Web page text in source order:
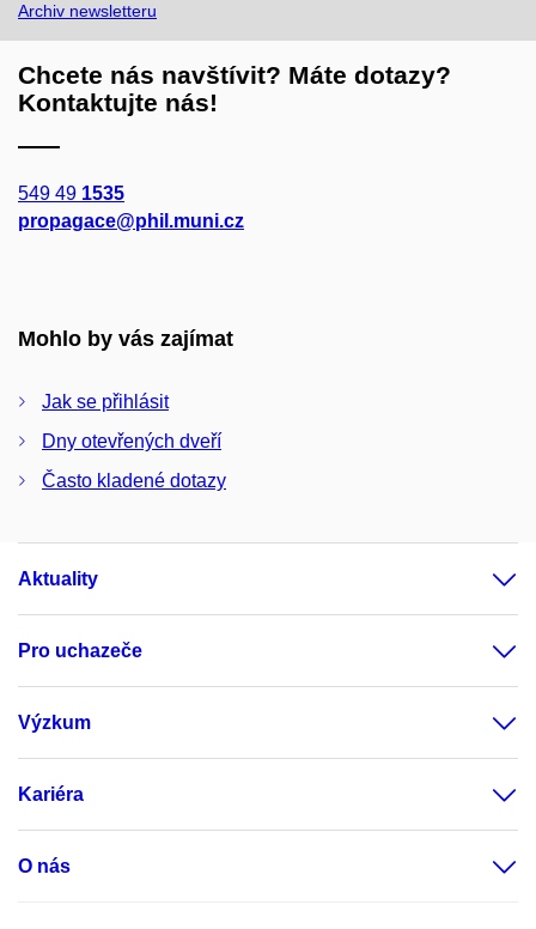
Archiv newsletteru
Chcete nás navštívit? Máte dotazy?
Kontaktujte nás!
549 49 1535
propagace@phil.muni.cz
Mohlo by vás zajímat
Jak se přihlásit
Dny otevřených dveří
Často kladené dotazy
Aktuality
Pro uchazeče
Výzkum
Kariéra
O nás